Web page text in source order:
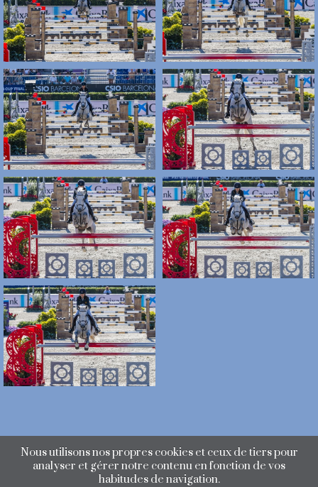
Nous utilisons nos propres cookies et ceux de tiers pour
analyser et gérer notre contenu en fonction de vos
habitudes de navigation.